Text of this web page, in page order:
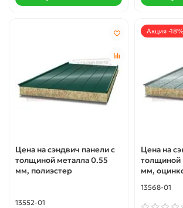
Цена на сэндвич панели с
толщиной металла 0.55
мм, полиэстер
13552-01
Акция -18%
Цена на
толщиной
мм,
13568-01